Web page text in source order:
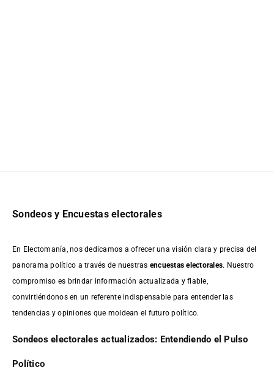
Sondeos y Encuestas electorales
En Electomanía, nos dedicamos a ofrecer una visión clara y precisa del
panorama político a través de nuestras encuestas electorales. Nuestro
compromiso es brindar información actualizada y fiable,
convirtiéndonos en un referente indispensable para entender las
tendencias y opiniones que moldean el futuro político.
Sondeos electorales actualizados: Entendiendo el Pulso
Político